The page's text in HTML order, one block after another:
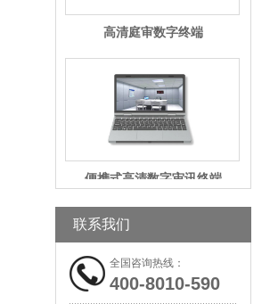
联系我们
全国咨询热线：
400-8010-590